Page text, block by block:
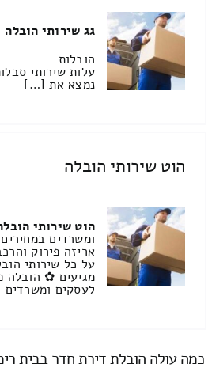
גג שירותי הובלה
הובלות
עלות שירותי
נמצא את […]
הוט שירותי הובלה
הוט שירותי
ומשרדים במחירים
אריזה פירוק
על כל שירותי
מגיעים ✿ הובלה
לעסקים
כמה עולה הובלת דירת חדר בבית